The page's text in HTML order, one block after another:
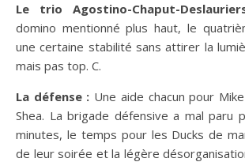
Le trio Agostino-Chaput-
domino mentionné plus haut, le
une certaine stabilité sans attirer la
mais pas top. C.
La défense : Une aide chacun pour
Shea. La brigade défensive a mal paru
minutes, le temps pour les Ducks de
de leur soirée et la légère